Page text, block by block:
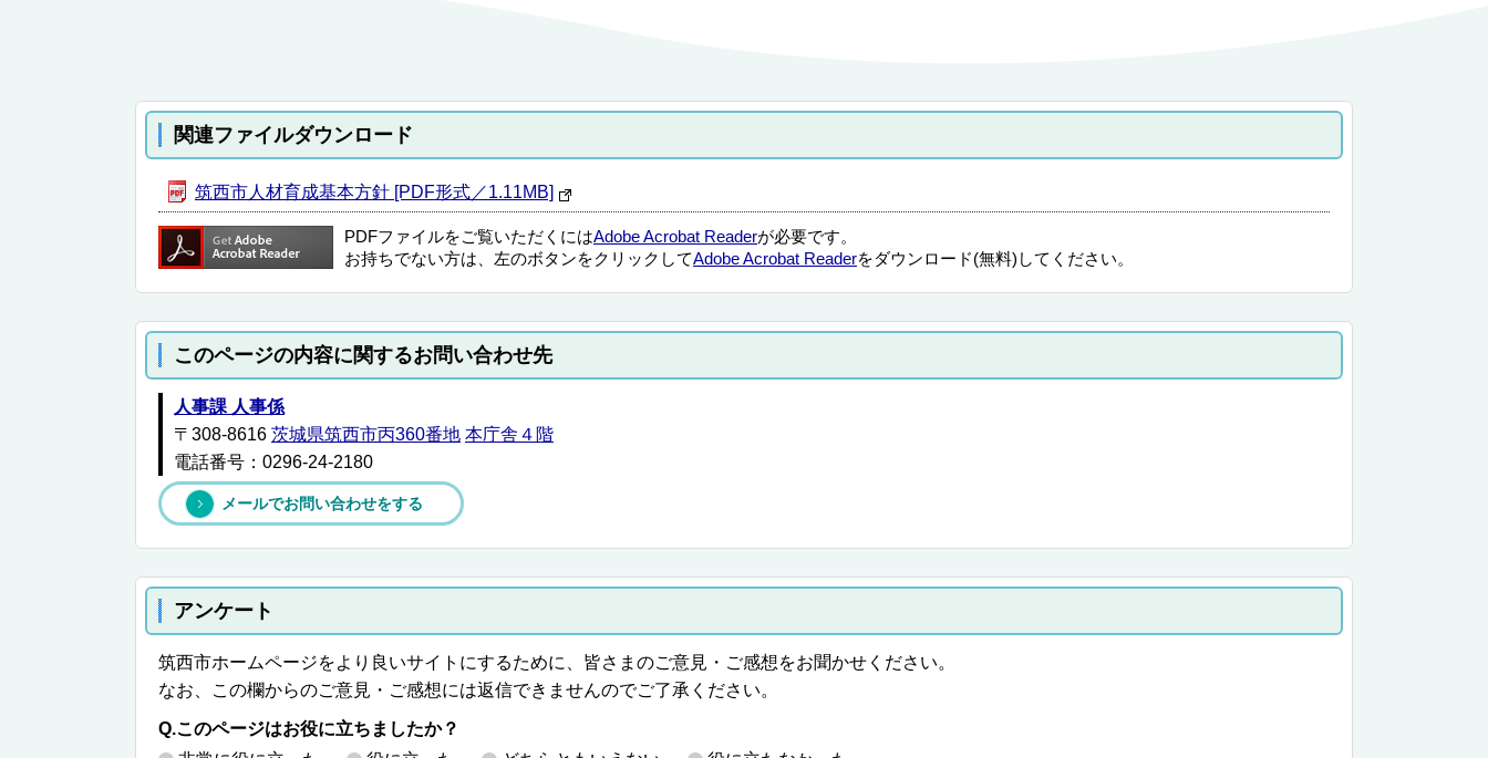
関連ファイルダウンロード
筑西市人材育成基本方針 [PDF形式／1.11MB]
PDFファイルをご覧いただくにはAdobe Acrobat Readerが必要です。
お持ちでない方は、左のボタンをクリックしてAdobe Acrobat Readerをダウンロード(無料)してください。
このページの内容に関するお問い合わせ先
人事課 人事係
〒308-8616 茨城県筑西市丙360番地 本庁舎４階
電話番号：0296-24-2180
メールでお問い合わせをする
アンケート
筑西市ホームページをより良いサイトにするために、皆さまのご意見・ご感想をお聞かせください。
なお、この欄からのご意見・ご感想には返信できませんのでご了承ください。
Q.このページはお役に立ちましたか？